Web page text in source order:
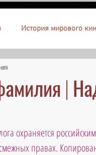
История мирового
|
охраняется
правах.